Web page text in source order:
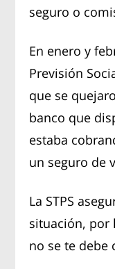
seguro o
En enero y
Previsión
que se
banco que
estaba
un seguro de
La STPS
situación, por
no se te debe